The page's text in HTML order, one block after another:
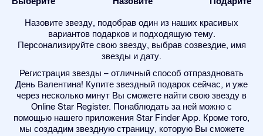
Назовите звезду, подобрав один из наших красивых
вариантов подарков и подходящую тему.
Персонализируйте свою звезду, выбрав созвездие, имя
звезды и дату.
Регистрация звезды – отличный способ отпраздновать
День Валентина! Купите звездный подарок сейчас, и уже
через несколько минут Вы сможете найти свою звезду в
Online Star Register. Понаблюдать за ней можно с
помощью нашего приложения Star Finder App. Кроме того,
мы создадим звездную страницу, которую Вы сможете